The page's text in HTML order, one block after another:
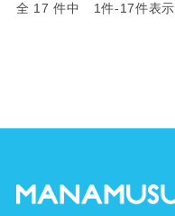
全 17 件中 1件-17件表示